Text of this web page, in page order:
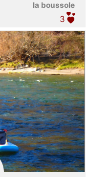
la boussole
3